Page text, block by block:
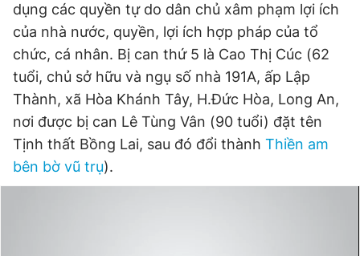
dụng các quyền tự do dân chủ xâm phạm lợi ích
của nhà nước, quyền, lợi ích hợp pháp của tổ
chức, cá nhân. Bị can thứ 5 là Cao Thị Cúc (62
tuổi, chủ sở hữu và ngụ số nhà 191A, ấp Lập
Thành, xã Hòa Khánh Tây, H.Đức Hòa, Long An,
nơi được bị can Lê Tùng Vân (90 tuổi) đặt tên
Tịnh thất Bồng Lai, sau đó đổi thành Thiền am
bên bờ vũ trụ).